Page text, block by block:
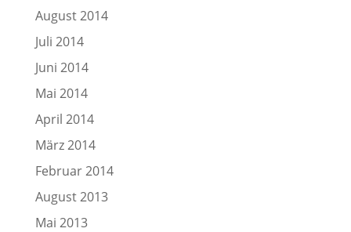
August 2014
Juli 2014
Juni 2014
Mai 2014
April 2014
März 2014
Februar 2014
August 2013
Mai 2013